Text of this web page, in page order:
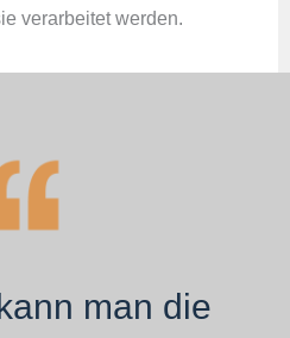
verarbeitet werden.
man die